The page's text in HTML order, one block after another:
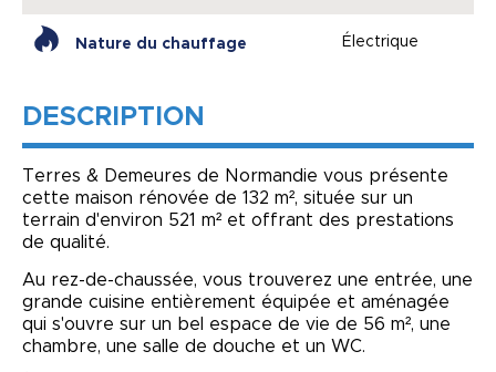
Nature du chauffage Électrique
DESCRIPTION
Terres & Demeures de Normandie vous présente
cette maison rénovée de 132 m², située sur un
terrain d'environ 521 m² et offrant des prestations
de qualité.
Au rez-de-chaussée, vous trouverez une entrée, une
grande cuisine entièrement équipée et aménagée
qui s'ouvre sur un bel espace de vie de 56 m², une
chambre, une salle de douche et un WC.